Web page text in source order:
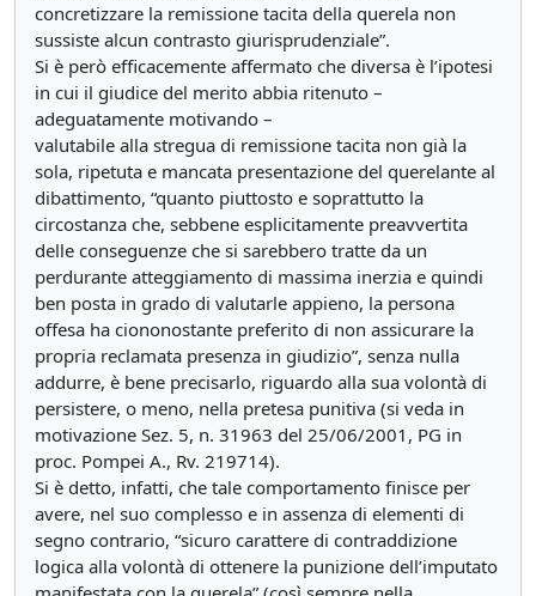
concretizzare la remissione tacita della querela non
sussiste alcun contrasto giurisprudenziale”.
Si è però efficacemente affermato che diversa è l’ipotesi
in cui il giudice del merito abbia ritenuto –
adeguatamente motivando –
valutabile alla stregua di remissione tacita non già la
sola, ripetuta e mancata presentazione del querelante al
dibattimento, “quanto piuttosto e soprattutto la
circostanza che, sebbene esplicitamente preavvertita
delle conseguenze che si sarebbero tratte da un
perdurante atteggiamento di massima inerzia e quindi
ben posta in grado di valutarle appieno, la persona
offesa ha ciononostante preferito di non assicurare la
propria reclamata presenza in giudizio”, senza nulla
addurre, è bene precisarlo, riguardo alla sua volontà di
persistere, o meno, nella pretesa punitiva (si veda in
motivazione Sez. 5, n. 31963 del 25/06/2001, PG in
proc. Pompei A., Rv. 219714).
Si è detto, infatti, che tale comportamento finisce per
avere, nel suo complesso e in assenza di elementi di
segno contrario, “sicuro carattere di contraddizione
logica alla volontà di ottenere la punizione dell’imputato